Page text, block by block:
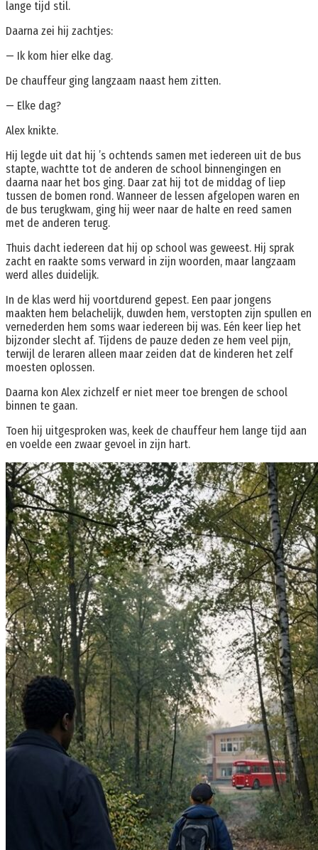
lange tijd stil.
Daarna zei hij zachtjes:
— Ik kom hier elke dag.
De chauffeur ging langzaam naast hem zitten.
— Elke dag?
Alex knikte.
Hij legde uit dat hij ’s ochtends samen met iedereen uit de bus
stapte, wachtte tot de anderen de school binnengingen en
daarna naar het bos ging. Daar zat hij tot de middag of liep
tussen de bomen rond. Wanneer de lessen afgelopen waren en
de bus terugkwam, ging hij weer naar de halte en reed samen
met de anderen terug.
Thuis dacht iedereen dat hij op school was geweest. Hij sprak
zacht en raakte soms verward in zijn woorden, maar langzaam
werd alles duidelijk.
In de klas werd hij voortdurend gepest. Een paar jongens
maakten hem belachelijk, duwden hem, verstopten zijn spullen en
vernederden hem soms waar iedereen bij was. Eén keer liep het
bijzonder slecht af. Tijdens de pauze deden ze hem veel pijn,
terwijl de leraren alleen maar zeiden dat de kinderen het zelf
moesten oplossen.
Daarna kon Alex zichzelf er niet meer toe brengen de school
binnen te gaan.
Toen hij uitgesproken was, keek de chauffeur hem lange tijd aan
en voelde een zwaar gevoel in zijn hart.